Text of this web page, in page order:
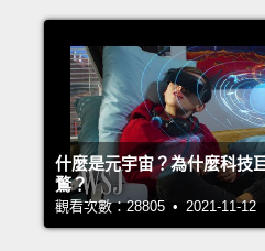
什麼是元宇宙？為什麼科技
鶩？
觀看次數：28805 • 2021-11-12